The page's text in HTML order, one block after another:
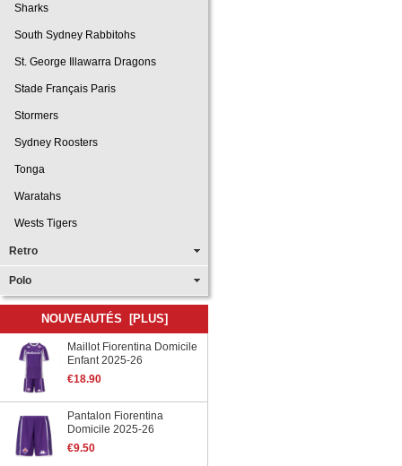
Sharks
South Sydney Rabbitohs
St. George Illawarra Dragons
Stade Français Paris
Stormers
Sydney Roosters
Tonga
Waratahs
Wests Tigers
Retro
Polo
NOUVEAUTÉS [PLUS]
Maillot Fiorentina Domicile
Enfant 2025-26
€18.90
Pantalon Fiorentina
Domicile 2025-26
€9.50